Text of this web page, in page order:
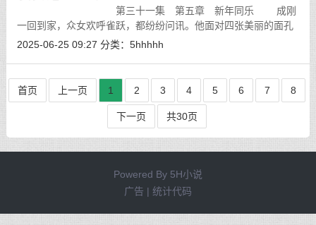
第三十一集 第五章 新年同乐 成刚
一回到家，众女欢呼雀跃，都纷纷问讯。他面对四张美丽的面孔
与四具动人的肉体，回想海南的危险经历，不禁心有余悸，心
2025-06-25 09:27 分类： 5hhhhh
首页 上一页 1 2 3 4 5 6 7 8
下一页 共30页
Powered By 5H小说
广告 | 统计代码